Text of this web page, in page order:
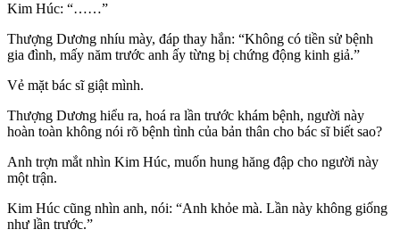
Kim Húc: “……”
Thượng Dương nhíu mày, đáp thay hắn: “Không có tiền sử bệnh
gia đình, mấy năm trước anh ấy từng bị chứng động kinh giả.”
Vẻ mặt bác sĩ giật mình.
Thượng Dương hiểu ra, hoá ra lần trước khám bệnh, người này
hoàn toàn không nói rõ bệnh tình của bản thân cho bác sĩ biết sao?
Anh trợn mắt nhìn Kim Húc, muốn hung hăng đập cho người này
một trận.
Kim Húc cũng nhìn anh, nói: “Anh khỏe mà. Lần này không giống
như lần trước.”